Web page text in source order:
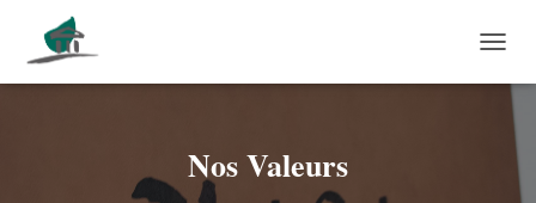
Nos Valeurs